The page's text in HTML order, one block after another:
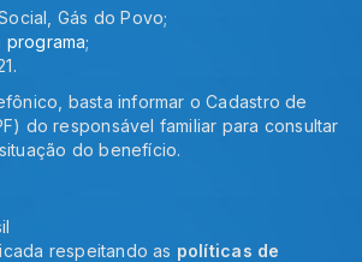
Gás do Povo;
;
basta informar o Cadastro de
do responsável familiar para consultar
do benefício.
respeitando as políticas de